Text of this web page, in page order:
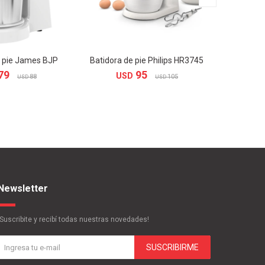
James BJP
USD 88
Batidora de pie Philips HR3745
USD 95 USD 105
y recibí todas nuestras novedades!
SUSCRIBIRME